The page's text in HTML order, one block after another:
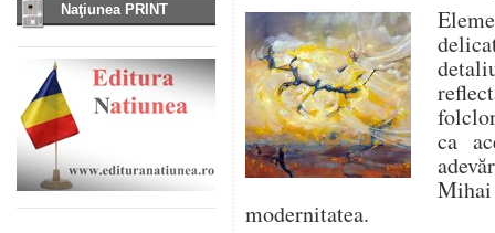
Naţiunea PRINT
ca
modernitatea.